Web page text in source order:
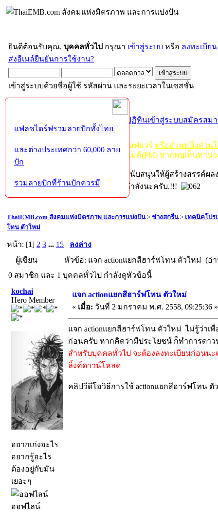
ยินดีต้อนรับคุณ, บุคคลทั่วไป กรุณา เข้าสู่ระบบ หรือ ลงทะเบียน
ส่งอีเมล์ยืนยันการใช้งาน?
เข้าสู่ระบบด้วยชื่อผู้ใช้ รหัสผ่าน และระยะเวลาในเซสชั่น
ปฏิทินเข้าสู่ระบบสมัครสม
กฏ-กติกา :ห้ามจำหน่าย, จ่ายแจก ซอฟแวร์หรือส่วนหนึ่งส่วน
ไม่ว่าจะเป็นทางหน้าบอร์ด หรือหลังไมค์(PM) หากพบเห็นท่าน
หากท่านถูกในในผลงาน หรืออยากสนับสนุนให้ผู้สร้างสรรค์ผ
โปรดช่วยบริจาคให้ผู้จัดทำบ้างตามกำลังนะครับ.!!!
ThaiEMB.com สังคมแห่งมิตรภาพ และการแบ่งปัน> ช่างสกรีน> เทคนิคโป
โทน ตัวใหม่
หน้า: [1] 2 3 ... 15
ลงล่าง
ผู้เขียน
หัวข้อ: แจก actionแยกสีฮาร์ฟโทน ตัวใหม่ (อ่า
0 สมาชิก และ 1 บุคคลทั่วไป กำลังดูหัวข้อนี้
kochai
Hero Member
อยากเก่งอะไร
อยากรู้อะไร
ต้องอยู่กับมัน
เยอะๆ
ออฟไลน์
แจก actionแยกสีฮาร์ฟโทน ตัวใหม่
« เมื่อ: วันที่ 2 มกราคม พ.ศ. 2558, 09:25:36 »
แจก actionแยกสีฮาร์ฟโทน ตัวใหม่ ไม่รู้ว่าเ
ก่อนครับ หากคิดว่ามีประโยชน์ ก็ทำการดา
สำหรับบุคคลทั่วไป จะต้องลงทะเบียนก่อนน
ลิ้งค์ดาวน์โหลด
คลิปวีดีโอวิธีการใช้ actionแยกสีฮาร์ฟโทน ตั
แฟลชไดร์ฟรวมลายปักทั้งไทย
และต่างประเทศกว่า 60,000 ลาย
ปัก
รวมลายปักที่ร้านปักควรมี